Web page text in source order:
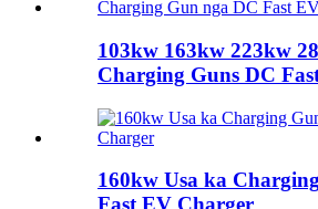
103kw 163kw 223kw
Charging Guns DC
160kw Usa ka
Fast EV Charger